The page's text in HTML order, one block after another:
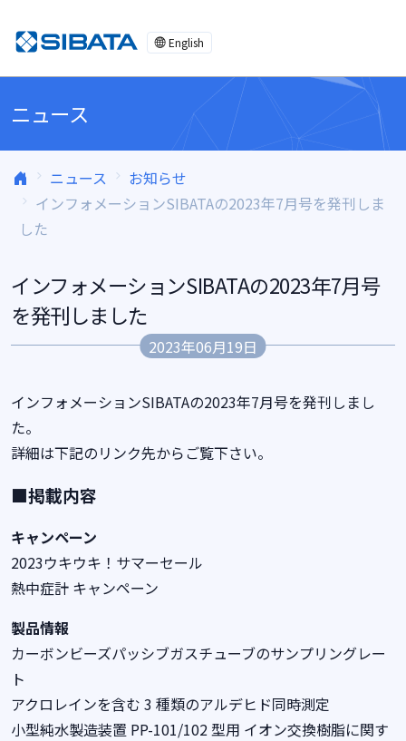
English
ニュース
ニュース
お知らせ
インフォメーションSIBATAの2023年7月号を発刊しま
した
インフォメーションSIBATAの2023年7月号
を発刊しました
2023年06月19日
インフォメーションSIBATAの2023年7月号を発刊しまし
た。
詳細は下記のリンク先からご覧下さい。
■掲載内容
キャンペーン
2023ウキウキ！サマーセール
熱中症計 キャンペーン
製品情報
カーボンビーズパッシブガスチューブのサンプリングレー
ト
アクロレインを含む 3 種類のアルデヒド同時測定
小型純水製造装置 PP-101/102 型用 イオン交換樹脂に関す